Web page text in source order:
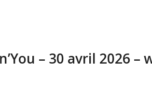
– 30 avril 2026 –